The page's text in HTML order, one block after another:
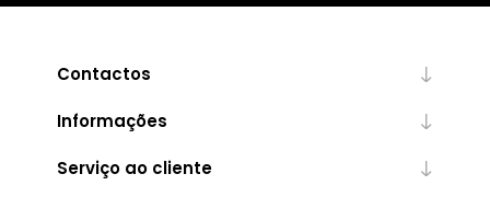
Contactos
Informações
Serviço ao cliente